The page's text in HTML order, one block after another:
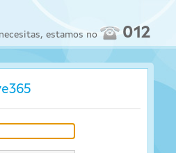
estamos no 012